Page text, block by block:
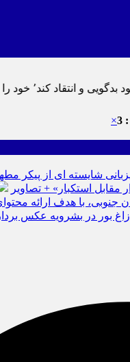
خویش را تباه نموده است.
×
شایسته ای از پیکر
با هدف ارائه محتوای
زاغ بور در بشرویه عکس